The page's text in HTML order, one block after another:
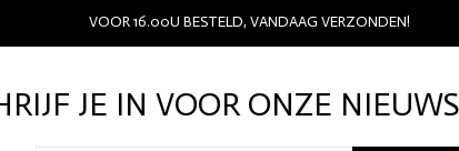
VOOR 16.00U BESTELD, VANDAAG VERZONDEN!
JE IN VOOR ONZE